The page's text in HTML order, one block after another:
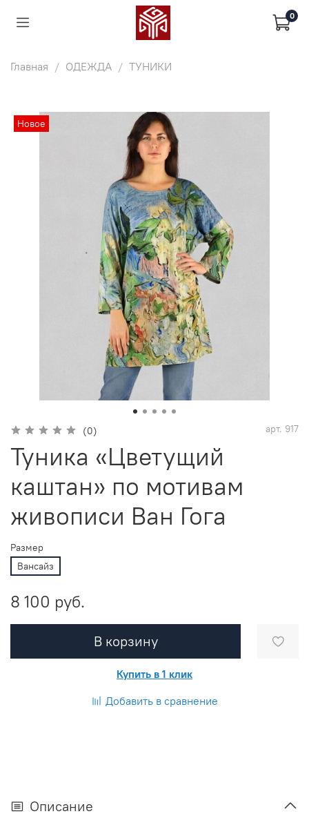
0
Главная ОДЕЖДА ТУНИКИ
Новое
(0) арт. 917
Туника «Цветущий
каштан» по мотивам
живописи Ван Гога
Размер
Вансайз
8 100 руб.
В корзину
Купить в 1 клик
Добавить в сравнение
Описание